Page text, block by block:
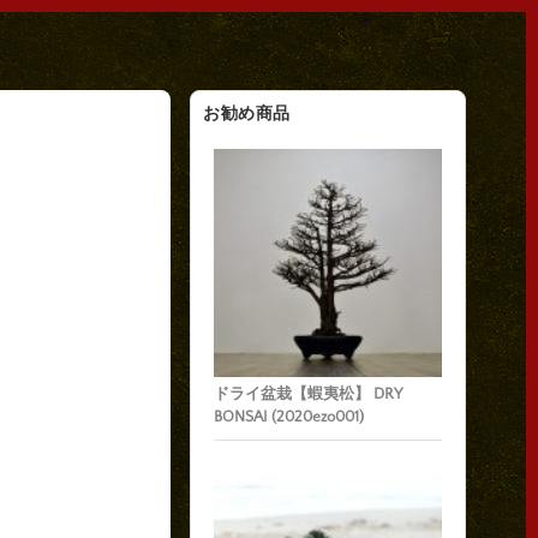
お勧め商品
ドライ盆栽【蝦夷松】 DRY
BONSAI (2020ezo001)